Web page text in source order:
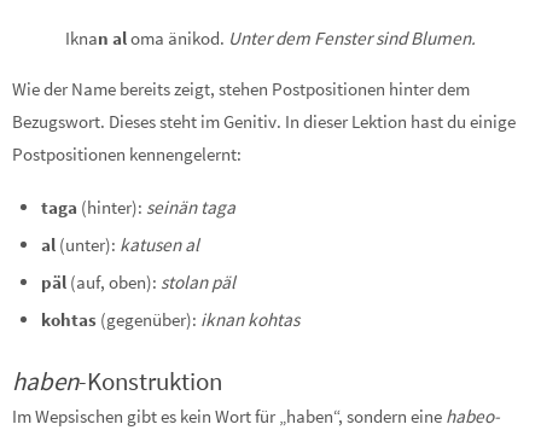
Iknan aloma änikod. Unter dem Fenster sind Blumen.
Wie der Name bereits zeigt, stehen Postpositionen hinter dem
Bezugswort. Dieses steht im Genitiv. In dieser Lektion hast du einige
Postpositionen kennengelernt:
taga (hinter): seinän taga
al (unter): katusen al
päl (auf, oben): stolan päl
kohtas (gegenüber): iknan kohtas
haben-Konstruktion
Im Wepsischen gibt es kein Wort für „haben“, sondern eine habeo-